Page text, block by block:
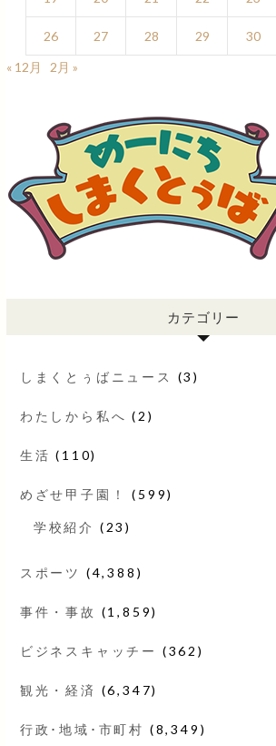
26 27 28 29 30
« 12月
2月 »
カテゴリー
しまくとぅばニュース (3)
わたしから私へ (2)
生活 (110)
めざせ甲子園！ (599)
学校紹介 (23)
スポーツ (4,388)
事件・事故 (1,859)
ビジネスキャッチー (362)
観光・経済 (6,347)
行政･地域･市町村 (8,349)